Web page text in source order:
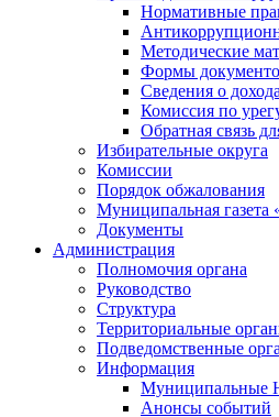
Нормативные
Методические
Формы
Сведения о
Комиссия по
Обратная связь
Избирательные округа
Комиссии
Порядок обжалования
Муниципальная
Документы
Администрация
Полномочия органа
Руководство
Структура
Территориальные
Подведомственные
Информация
Муниципальные
Анонсы событий